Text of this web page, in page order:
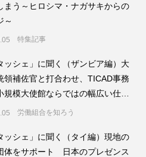
まう～ヒロシマ・ナガサキからの
～
特集記事
ッシェ」に聞く（ザンビア編）大
領補佐官と打合わせ、TICAD事務
規模大使館ならではの幅広い仕事
労働組合を知ろう
ッシェ」に聞く（タイ編）現地の
体をサポート 日本のプレゼンス